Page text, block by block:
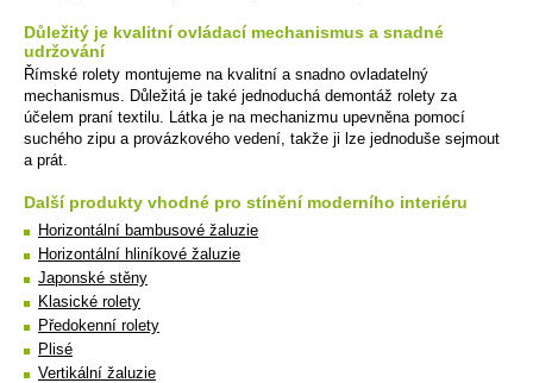
Důležitý je kvalitní ovládací mechanismus a snadné
udržování
Římské rolety montujeme na kvalitní a snadno ovladatelný
mechanismus. Důležitá je také jednoduchá demontáž rolety za
účelem praní textilu. Látka je na mechanizmu upevněna pomocí
suchého zipu a provázkového vedení, takže ji lze jednoduše sejmout
a prát.
Další produkty vhodné pro stínění moderního interiéru
Horizontální bambusové žaluzie
Horizontální hliníkové žaluzie
Japonské stěny
Klasické rolety
Předokenní rolety
Plisé
Vertikální žaluzie